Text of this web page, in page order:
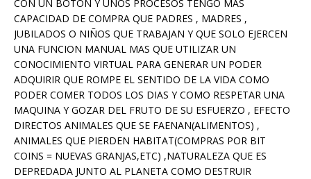
CON UN BOTON Y UNOS PROCESOS TENGO MAS
CAPACIDAD DE COMPRA QUE PADRES , MADRES ,
JUBILADOS O NIÑOS QUE TRABAJAN Y QUE SOLO EJERCEN
UNA FUNCION MANUAL MAS QUE UTILIZAR UN
CONOCIMIENTO VIRTUAL PARA GENERAR UN PODER
ADQUIRIR QUE ROMPE EL SENTIDO DE LA VIDA COMO
PODER COMER TODOS LOS DIAS Y COMO RESPETAR UNA
MAQUINA Y GOZAR DEL FRUTO DE SU ESFUERZO , EFECTO
DIRECTOS ANIMALES QUE SE FAENAN(ALIMENTOS) ,
ANIMALES QUE PIERDEN HABITAT(COMPRAS POR BIT
COINS = NUEVAS GRANJAS,ETC) ,NATURALEZA QUE ES
DEPREDADA JUNTO AL PLANETA COMO DESTRUIR